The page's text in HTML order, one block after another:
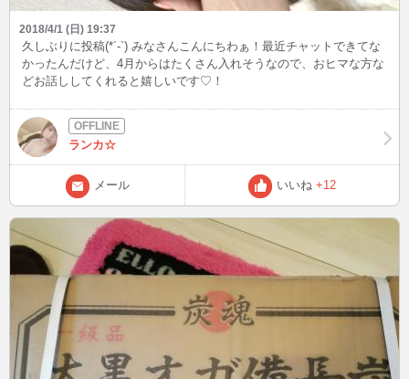
2018/4/1 (日) 19:37
久しぶりに投稿(*´-`) みなさんこんにちわぁ！最近チャットできてな
かったんだけど、4月からはたくさん入れそうなので、おヒマな方な
どお話ししてくれると嬉しいです♡！
ランカ☆
メール いいね +12